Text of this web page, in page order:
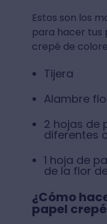
Estos son los
para hacer tus
crepé de
Tijera
Alambre
2 hojas de
diferentes
1 hoja de
de la flor
¿Cómo
papel